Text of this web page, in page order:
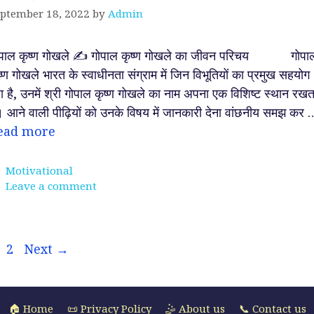
18, 2022 by Admin
कृष्ण गोखले ✍️ गोपाल कृष्ण गोखले का जीवन परिचय
गोखले भारत के स्वाधीनता संग्राम में जिन विभूतियों का प्रमुख सहयोग
है, उनमें श्री गोपाल कृष्ण गोखले का नाम अपना एक विशिष्ट स्थान
आने वाली पीढ़ियों को उनके विषय में जानकारी देना वांछनीय समझ कर
more
Categories
Motivational
Leave a comment
Page
2 Next →
🏠 Home 📜 Privacy Policy 🤹 About us 📞 Contact us